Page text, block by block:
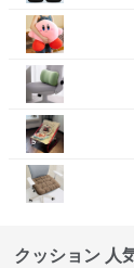
クッション 人